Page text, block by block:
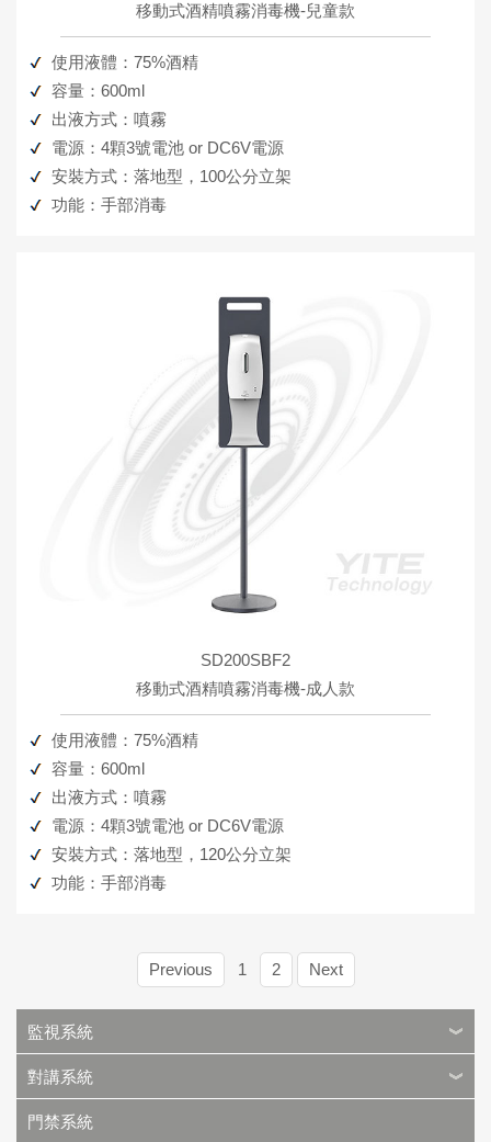
移動式酒精噴霧消毒機-兒童款
使用液體：75%酒精
容量：600ml
出液方式：噴霧
電源：4顆3號電池 or DC6V電源
安裝方式：落地型，100公分立架
功能：手部消毒
SD200SBF2
移動式酒精噴霧消毒機-成人款
使用液體：75%酒精
容量：600ml
出液方式：噴霧
電源：4顆3號電池 or DC6V電源
安裝方式：落地型，120公分立架
功能：手部消毒
Previous 1 2 Next
監視系統
對講系統
門禁系統